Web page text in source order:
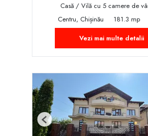
Casă / Vilă cu 5 camere de
Centru, Chișinău
181.3 mp
Vezi mai multe detalii
Previous